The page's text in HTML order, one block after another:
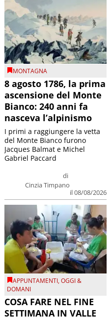
MONTAGNA
8 agosto 1786, la prima
ascensione del Monte
Bianco: 240 anni fa
nasceva l’alpinismo
di
Cinzia Timpano
il 08/08/2026
I primi a raggiungere la vetta
del Monte Bianco furono
Jacques Balmat e Michel
Gabriel Paccard
APPUNTAMENTI,OGGI &
DOMANI
COSA FARE NEL FINE
SETTIMANA IN VALLE